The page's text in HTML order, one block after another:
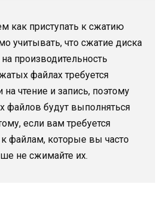
как приступать к сжатию
учитывать, что сжатие диска
производительность
файлах требуется
чтение и запись, поэтому
файлов будут выполняться
если вам требуется
файлам, которые вы часто
не сжимайте их.